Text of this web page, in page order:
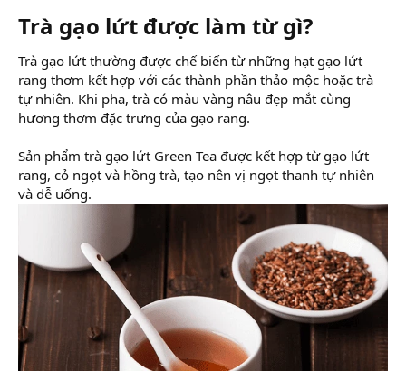
Trà gạo lứt được làm từ gì?​
Trà gạo lứt thường được chế biến từ những hạt gạo lứt
rang thơm kết hợp với các thành phần thảo mộc hoặc trà
tự nhiên. Khi pha, trà có màu vàng nâu đẹp mắt cùng
hương thơm đặc trưng của gạo rang.
Sản phẩm trà gạo lứt Green Tea được kết hợp từ gạo lứt
rang, cỏ ngọt và hồng trà, tạo nên vị ngọt thanh tự nhiên
và dễ uống.